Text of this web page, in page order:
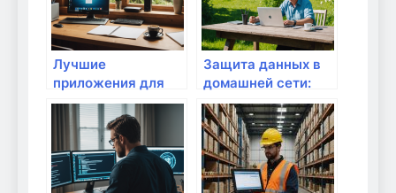
Лучшие
приложения для
управления
домашней сетью
Защита данных в
домашней сети:
ваш личный гайд